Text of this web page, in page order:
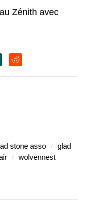
Zénith avec
stone asso
glad
wolvennest